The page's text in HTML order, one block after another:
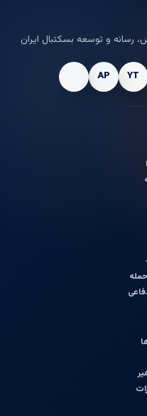
رسانه و توسعه بسکتبال ایران